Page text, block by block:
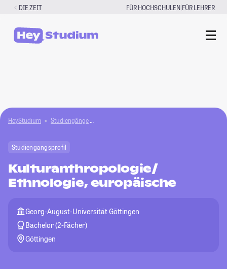
Zum
springen
DIE ZEIT FÜR HOCHSCHULEN|FÜR LEHRER
HeyStudium Studiengänge
Studiengangsprofil
Kulturanthropologie/
Ethnologie, europäische
Georg-August-Universität Göttingen
Bachelor (2-Fächer)
Göttingen